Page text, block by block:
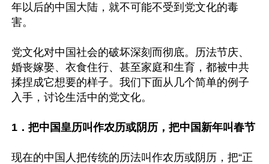
年以后的中国大陆，就不可能不受到党文化的毒
害。
党文化对中国社会的破坏深刻而彻底。历法节庆、
婚丧嫁娶、衣食住行、甚至家庭和生育，都被中共
揉捏成它想要的样子。我们下面从几个简单的例子
入手，讨论生活中的党文化。
1．把中国皇历叫作农历或阴历，把中国新年叫春节
现在的中国人把传统的历法叫作农历或阴历，把“正